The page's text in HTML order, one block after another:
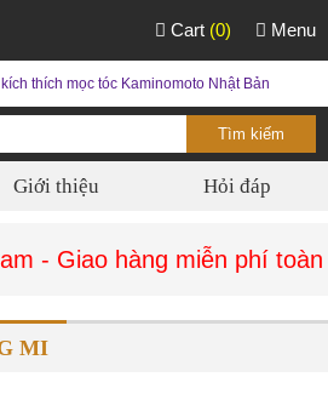
Menu
Cart (0)
Giới thiệu Hỏi đáp
- Giao hàng miễn phí toàn
MI